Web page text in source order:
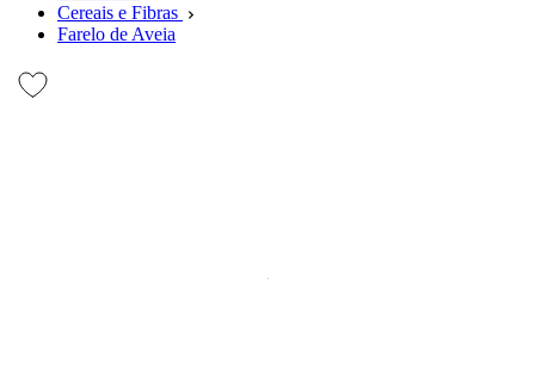
Cereais e Fibras
Farelo de Aveia